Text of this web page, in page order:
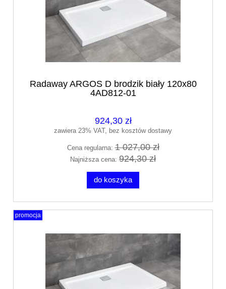
Radaway ARGOS D brodzik biały 120x80
4AD812-01
924,30 zł
zawiera 23% VAT, bez kosztów dostawy
Cena regularna:1 027,00 zł
Najniższa cena: 924,30 zł
do koszyka
promocja